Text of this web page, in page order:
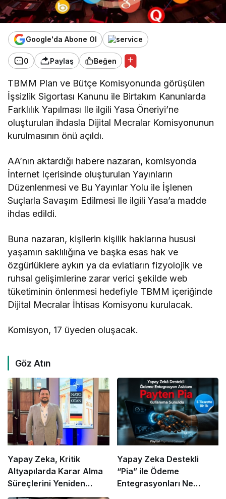
Google'da Abone Ol
0 Paylaş Beğen
TBMM Plan ve Bütçe Komisyonunda görüşülen
İşsizlik Sigortası Kanunu ile Birtakım Kanunlarda
Farklılık Yapılması Ile ilgili Yasa Öneriyi’ne
oluşturulan ihdasla Dijital Mecralar Komisyonunun
kurulmasının önü açıldı.
AA’nın aktardığı habere nazaran, komisyonda
İnternet Içerisinde oluşturulan Yayınların
Düzenlenmesi ve Bu Yayınlar Yolu ile İşlenen
Suçlarla Savaşım Edilmesi Ile ilgili Yasa’a madde
ihdas edildi.
Buna nazaran, kişilerin kişilik haklarına hususi
yaşamın saklılığına ve başka esas hak ve
özgürlüklere aykırı ya da evlatların fizyolojik ve
ruhsal gelişimlerine zarar verici şekilde web
tüketiminin önlenmesi hedefiyle TBMM içeriğinde
Dijital Mecralar İhtisas Komisyonu kurulacak.
Komisyon, 17 üyeden oluşacak.
Göz Atın
Yapay Zeka, Kritik
Altyapılarda Karar Alma
Süreçlerini Yeniden
Şekillendiriyor
Yapay Zeka Destekli
“Pia” ile Ödeme
Entegrasyonları Ne